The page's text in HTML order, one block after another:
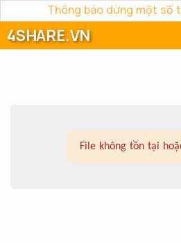
Thông báo dừng một số
4SHARE.VN
File không tồn tại